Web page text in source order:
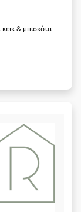
& μπισκότα